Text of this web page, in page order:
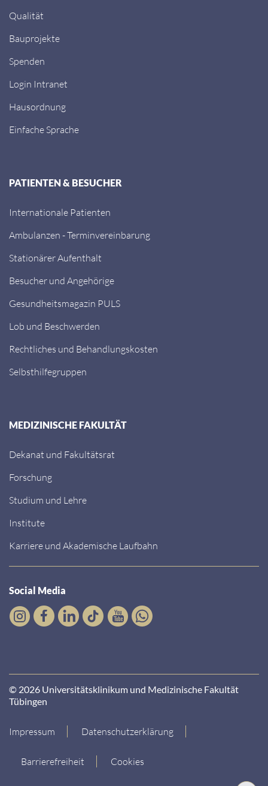
Qualität
Bauprojekte
Spenden
Login Intranet
Hausordnung
Einfache Sprache
PATIENTEN & BESUCHER
Internationale Patienten
Ambulanzen - Terminvereinbarung
Stationärer Aufenthalt
Besucher und Angehörige
Gesundheitsmagazin PULS
Lob und Beschwerden
Rechtliches und Behandlungskosten
Selbsthilfegruppen
MEDIZINISCHE FAKULTÄT
Dekanat und Fakultätsrat
Forschung
Studium und Lehre
Institute
Karriere und Akademische Laufbahn
Social Media
© 2026 Universitätsklinikum und Medizinische Fakultät
Tübingen
Impressum Datenschutzerklärung
Barrierefreiheit Cookies